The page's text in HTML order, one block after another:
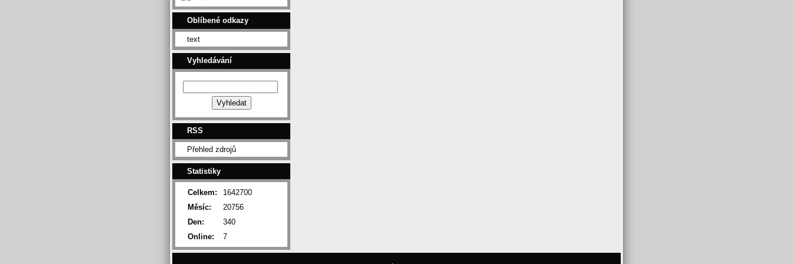
Oblíbené odkazy
text
Vyhledávání
RSS
Přehled zdrojů
Statistiky
Online: 7
Celkem:
1642700
Měsíc:
20756
Den:
340